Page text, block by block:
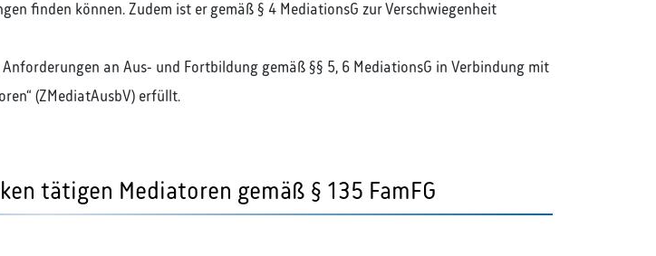
finden können. Zudem ist er gemäß § 4 MediationsG zur Verschwiegenheit
an Aus- und Fortbildung gemäß §§ 5, 6 MediationsG in Verbindung mit
(ZMediatAusbV) erfüllt.
tätigen Mediatoren gemäß § 135 FamFG